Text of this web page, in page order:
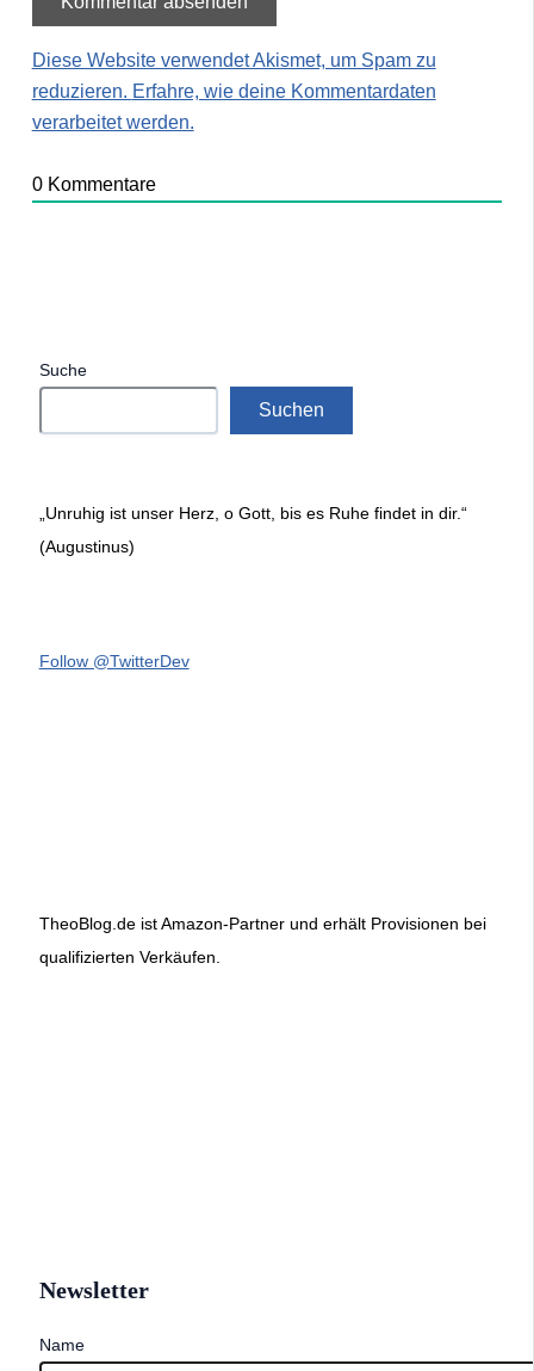
Diese Website verwendet Akismet, um Spam zu
reduzieren. Erfahre, wie deine Kommentardaten
verarbeitet werden.
0Kommentare
Suche
Suchen
„Unruhig ist unser Herz, o Gott, bis es Ruhe findet in dir.“
(Augustinus)
Follow @TwitterDev
TheoBlog.de ist Amazon-Partner und erhält Provisionen bei
qualifizierten Verkäufen.
Newsletter
Name